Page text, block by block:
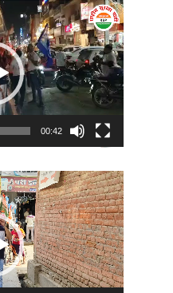
00:42